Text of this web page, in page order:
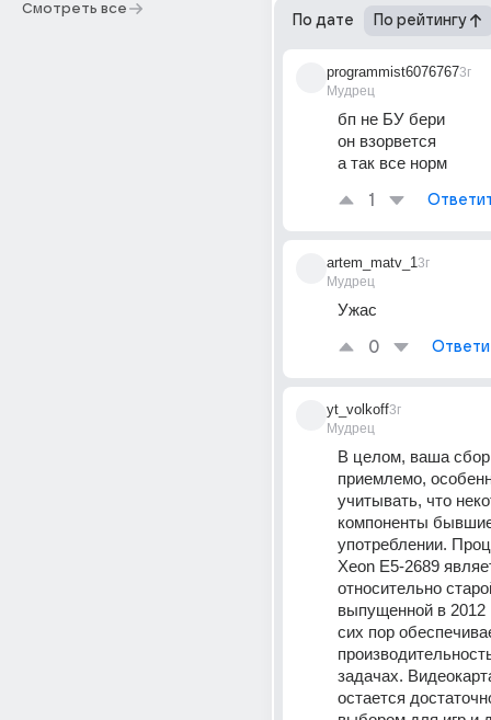
Смотреть все
По дате По рейтингу
programmist6076767
Мудрец
3г
бп не БУ бери
он взорвется
а так все норм
1
artem_matv_1
Мудрец
3г
Ужас
0
yt_volkoff
Мудрец
3г
В целом, ваша
приемлемо,
учитывать, что
компоненты
употреблении.
Xeon E5-2689
относительно
выпущенной в 2012
сих пор
задачах.
остается